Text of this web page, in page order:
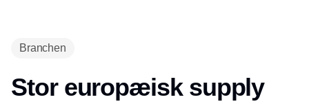
Branchen
Stor europæisk supply